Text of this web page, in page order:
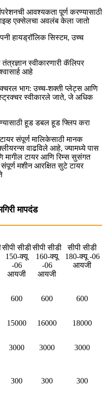
आवश्यकता पूर्ण करण्यासाठी
एक्सेलचा अवलंब केला जातो
हायड्रॉलिक सिस्टम, उच्च
स्वीकारणारी कॅलिपर
आहे
भाग: उच्च-शक्ती प्लेट्स आणि
स्वीकारले जाते, जे अधिक
हूड डबल हूड फ्लिप करा
संपूर्ण मालिकेसाठी मानक
वाढविले आहे, ज्यामध्ये पास
मागील टायर आणि रिम्स सुसंगत
मशीन आरक्षित सुटे टायर
मापदंड
सीपी सीडी
150-क्यू
-06
आयजी
सीपी सीडी
160-क्यू
-06
आयजी
सीपी सीडी
180-क्यू -06
आयजी
600 600 600
15000 16000 18000
3000 3000 3000
300 300 300